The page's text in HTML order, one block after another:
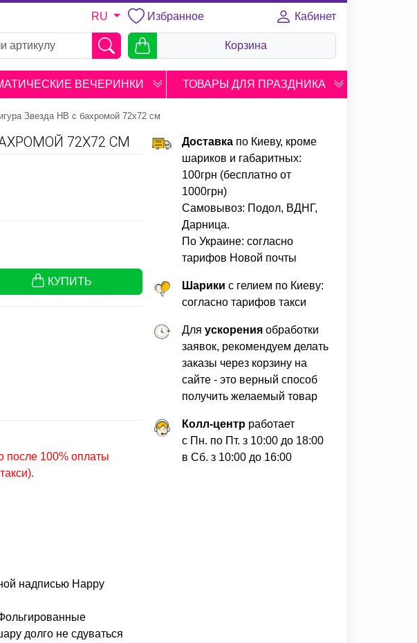
RU Избранное
Кабинет
Корзина
ВЕЧЕРИНКИ ТОВАРЫ ДЛЯ ПРАЗДНИКА
Звезда HB с бахромой 72х72 см
72Х72 СМ
КУПИТЬ
после 100% оплаты
надписью Happy
долго не сдуваться
Доставкапо Киеву, кроме
шариков и габаритных:
100грн (бесплатно от
1000грн)
Самовывоз: Подол, ВДНГ,
Дарница.
По Украине: согласно
тарифов Новой почты
Шарики с гелием по Киеву:
согласно тарифов такси
Для ускоренияобработки
заявок, рекомендуем делать
заказы через корзину на
сайте - это верный способ
получить желаемый товар
Колл-центрработает
с Пн. по Пт. з 10:00 до 18:00
в Сб. з 10:00 до 16:00